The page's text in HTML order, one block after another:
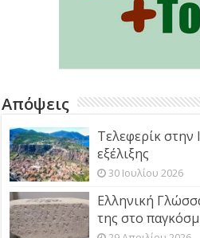
Απόψεις
Τελεφερίκ στην
εξέλιξης
30 Ιουλίου 2026
Ελληνική
της στο